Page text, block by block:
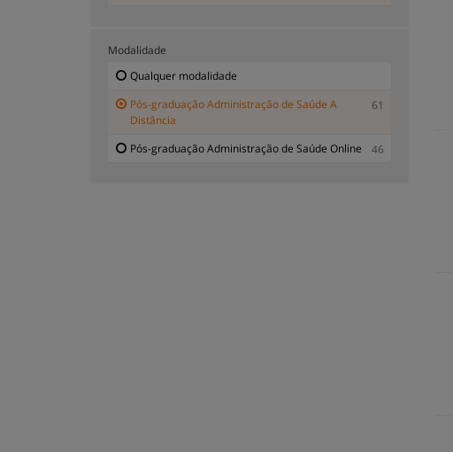
Modalidade
Qualquer modalidade
Pós-graduação Administração de Saúde A
Distância
61
Pós-graduação Administração de Saúde Online 46